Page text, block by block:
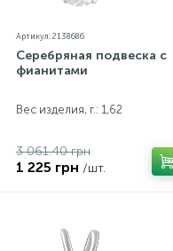
Артикул: 2138686
Серебряная подвеска с
фианитами
Вес изделия, г.: 1,62
3 061.40 грн
1 225 грн /шт.